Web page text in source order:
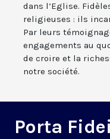
dans l’Eglise.
religieuses : ils
Par leurs
engagements au
de croire et la
notre société.
Porta Fidei